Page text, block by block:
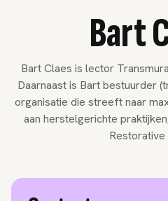
Bart
Bart Claes is lector
Daarnaast is Bart bestuurder
organisatie die streeft naar
aan herstelgerichte
Restorative